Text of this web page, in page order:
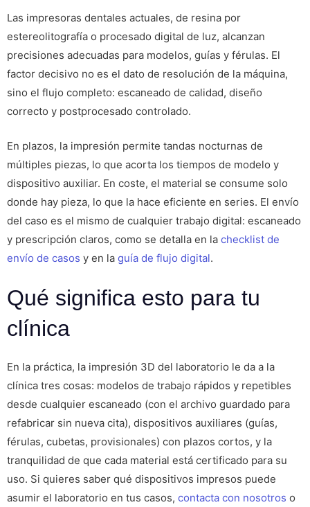
Las impresoras dentales actuales, de resina por
estereolitografía o procesado digital de luz, alcanzan
precisiones adecuadas para modelos, guías y férulas. El
factor decisivo no es el dato de resolución de la máquina,
sino el flujo completo: escaneado de calidad, diseño
correcto y postprocesado controlado.
En plazos, la impresión permite tandas nocturnas de
múltiples piezas, lo que acorta los tiempos de modelo y
dispositivo auxiliar. En coste, el material se consume solo
donde hay pieza, lo que la hace eficiente en series. El envío
del caso es el mismo de cualquier trabajo digital: escaneado
y prescripción claros, como se detalla en la checklist de
envío de casos y en la guía de flujo digital.
Qué significa esto para tu
clínica
En la práctica, la impresión 3D del laboratorio le da a la
clínica tres cosas: modelos de trabajo rápidos y repetibles
desde cualquier escaneado (con el archivo guardado para
refabricar sin nueva cita), dispositivos auxiliares (guías,
férulas, cubetas, provisionales) con plazos cortos, y la
tranquilidad de que cada material está certificado para su
uso. Si quieres saber qué dispositivos impresos puede
asumir el laboratorio en tus casos, contacta con nosotros o